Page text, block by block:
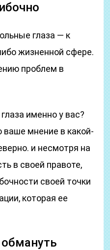
глаза — к
жизненной сфере.
проблем в
именно у вас?
ваше мнение в какой-
и несмотря на
в своей правоте,
своей точки
которая ее